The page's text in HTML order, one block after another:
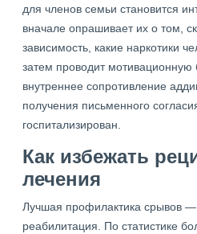
для членов семьи становится
вначале опрашивает их о том,
зависимость, какие наркотики
затем проводит мотивационную
внутреннее сопротивление
получения письменного
госпитализирован.
Как избежать
лечения
Лучшая профилактика срывов —
реабилитация. По статистике